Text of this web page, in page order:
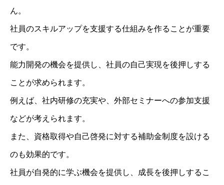
ん。
社員のスキルアップを支援する仕組みを作ることが重要
です。
能力開発の機会を提供し、社員の自己実現を後押しする
ことが求められます。
例えば、社内研修の充実や、外部セミナーへの参加支援
などが考えられます。
また、資格取得や自己啓発に対する補助金制度を設ける
のも効果的です。
社員が自発的に学ぶ機会を提供し、成長を後押しするこ